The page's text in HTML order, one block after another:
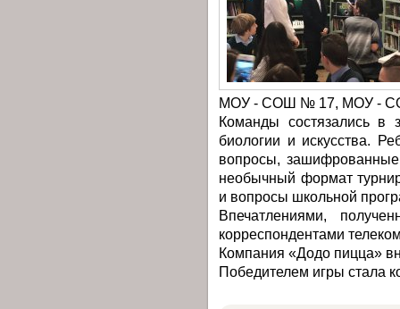
МОУ - СОШ № 17, МОУ -
Команды состязались в
биологии и искусства.
вопросы,
необычный формат
и вопросы школьной
Впечатлениями,
корреспондентами
Компания «Додо пицца»
Победителем игры стала